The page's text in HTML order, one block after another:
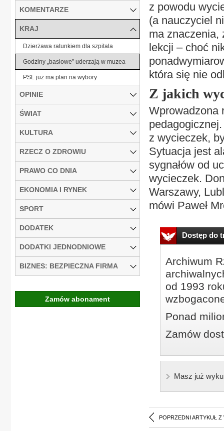
z powodu
(a nauczyciel
ma znaczenia,
lekcji – choć
która się nie
Z jakich
Wprowadzona
z wycieczek,
Sytuacja jest
sygnałów od
wycieczek.
Warszawy,
mówi Paweł
Dostęp do
Archiwum
od 1993
Ponad
Zamów
Masz już
POPRZEDNI ARTYKUŁ Z
KOMENTARZE
KRAJ
Dzierżawa ratunkiem dla szpitala
Godziny „basiowe” uderzają w muzea
PSL już ma plan na wybory
OPINIE
ŚWIAT
KULTURA
RZECZ O ZDROWIU
PRAWO CO DNIA
EKONOMIA I RYNEK
SPORT
DODATEK
DODATKI JEDNODNIOWE
BIZNES: BEZPIECZNA FIRMA
Zamów abonament